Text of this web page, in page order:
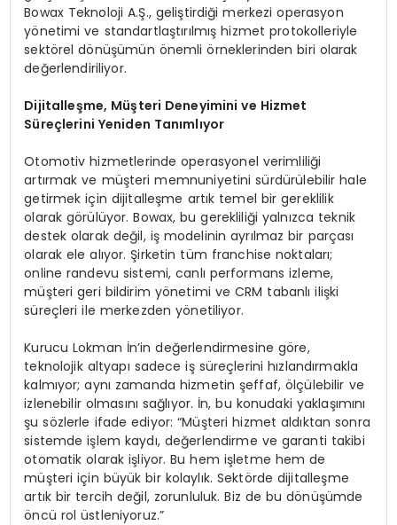
Bowax Teknoloji A.Ş., geliştirdiği merkezi operasyon
yönetimi ve standartlaştırılmış hizmet protokolleriyle
sektörel dönüşümün önemli örneklerinden biri olarak
değerlendiriliyor.
Dijitalleşme, Müşteri Deneyimini ve Hizmet
Süreçlerini Yeniden Tanımlıyor
Otomotiv hizmetlerinde operasyonel verimliliği
artırmak ve müşteri memnuniyetini sürdürülebilir hale
getirmek için dijitalleşme artık temel bir gereklilik
olarak görülüyor. Bowax, bu gerekliliği yalnızca teknik
destek olarak değil, iş modelinin ayrılmaz bir parçası
olarak ele alıyor. Şirketin tüm franchise noktaları;
online randevu sistemi, canlı performans izleme,
müşteri geri bildirim yönetimi ve CRM tabanlı ilişki
süreçleri ile merkezden yönetiliyor.
Kurucu Lokman İn’in değerlendirmesine göre,
teknolojik altyapı sadece iş süreçlerini hızlandırmakla
kalmıyor; aynı zamanda hizmetin şeffaf, ölçülebilir ve
izlenebilir olmasını sağlıyor. İn, bu konudaki yaklaşımını
şu sözlerle ifade ediyor: “Müşteri hizmet aldıktan sonra
sistemde işlem kaydı, değerlendirme ve garanti takibi
otomatik olarak işliyor. Bu hem işletme hem de
müşteri için büyük bir kolaylık. Sektörde dijitalleşme
artık bir tercih değil, zorunluluk. Biz de bu dönüşümde
öncü rol üstleniyoruz.”